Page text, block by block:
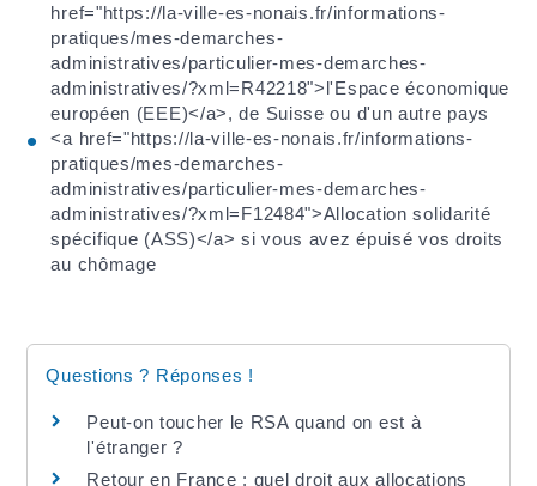
href="https://la-ville-es-nonais.fr/informations-
pratiques/mes-demarches-
administratives/particulier-mes-demarches-
administratives/?xml=R42218">l'Espace économique
européen (EEE)</a>, de Suisse ou d'un autre pays
<a href="https://la-ville-es-nonais.fr/informations-
pratiques/mes-demarches-
administratives/particulier-mes-demarches-
administratives/?xml=F12484">Allocation solidarité
spécifique (ASS)</a> si vous avez épuisé vos droits
au chômage
Questions ? Réponses !
Peut-on toucher le RSA quand on est à
l'étranger ?
Retour en France : quel droit aux allocations